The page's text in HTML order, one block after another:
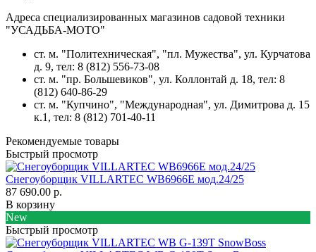
Адреса специализированных магазинов садовой техники
"УСАДЬБА-МОТО"
ст. м. "Политехническая", "пл. Мужества", ул. Курчатова
д. 9, тел: 8 (812) 556-73-08
ст. м. "пр. Большевиков", ул. Коллонтай д. 18, тел: 8
(812) 640-86-29
ст. м. "Купчино", "Международная", ул. Димитрова д. 15
к.1 , тел: 8 (812) 701-40-11
Рекомендуемые товары
Быстрый просмотр
Снегоуборщик VILLARTEC WB6966E мод.24/25
87 690.00 р.
В корзину
New
Быстрый просмотр